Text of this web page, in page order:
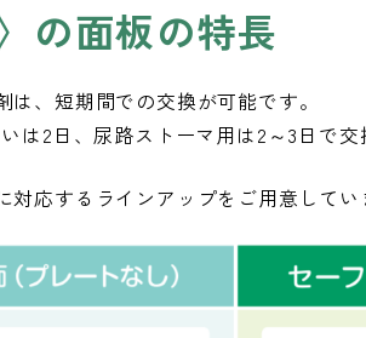
の面板の特長
は、短期間での交換が可能です。
は2日、尿路ストーマ用は2～3日で交
応するラインアップをご用意してい